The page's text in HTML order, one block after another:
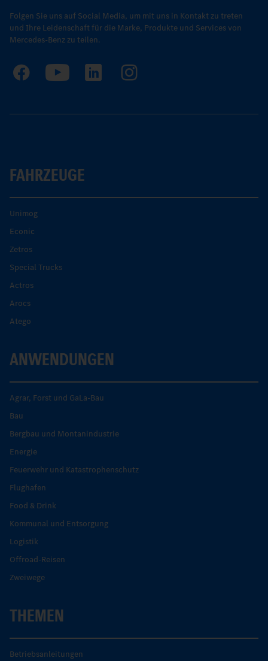
Folgen Sie uns auf Social Media, um mit uns in Kontakt zu treten
und Ihre Leidenschaft für die Marke, Produkte und Services von
Mercedes-Benz zu teilen.
FAHRZEUGE
Unimog
Econic
Zetros
Special Trucks
Actros
Arocs
Atego
ANWENDUNGEN
Agrar, Forst und GaLa-Bau
Bau
Bergbau und Montanindustrie
Energie
Feuerwehr und Katastrophenschutz
Flughafen
Food & Drink
Kommunal und Entsorgung
Logistik
Offroad-Reisen
Zweiwege
THEMEN
Betriebsanleitungen